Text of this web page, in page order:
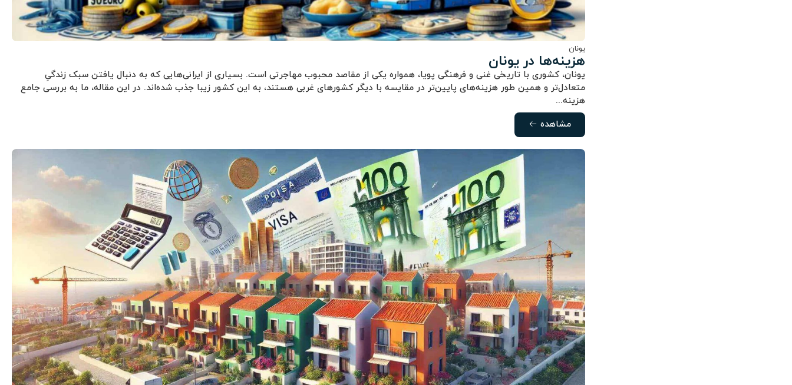
یونان
هزینه‌ها در یونان
یونان، کشوری با تاریخی غنی و فرهنگی پویا، همواره یکی از مقاصد محبوب مهاجرتی است. بسیاری از ایرانی‌هایی که به دنبال یافتن سبک زندگیِ
متعادل‌تر و همین طور هزینه‌های پایین‌تر در مقایسه با دیگر کشورهای غربی هستند، به این کشور زیبا جذب شده‌اند. در این مقاله، ما به بررسی جامع
هزینه‌...
مشاهده